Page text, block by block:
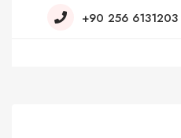
+90 256 6131203